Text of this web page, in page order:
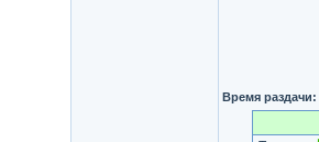
Время раздачи: